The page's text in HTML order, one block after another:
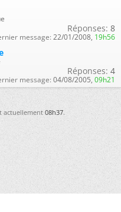
Réponses: 8
message: 22/01/2008, 19h56
Réponses: 4
message: 04/08/2005, 09h21
actuellement08h37.